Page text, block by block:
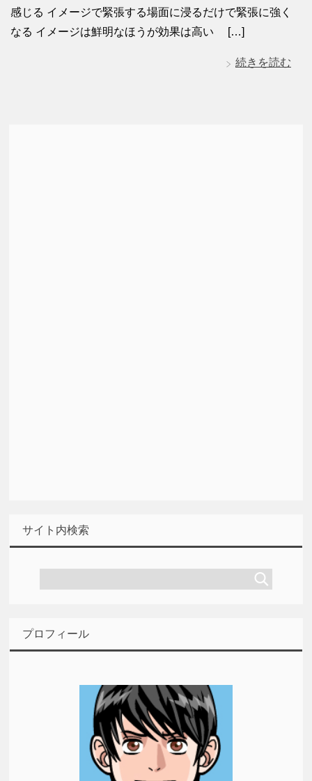
感じる イメージで緊張する場面に浸るだけで緊張に強く
なる イメージは鮮明なほうが効果は高い […]
続きを読む
サイト内検索
プロフィール